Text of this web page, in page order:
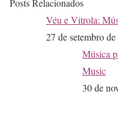
Posts Relacionados
Véu e Vitrola:
27 de setembro
Música
Music
30 de